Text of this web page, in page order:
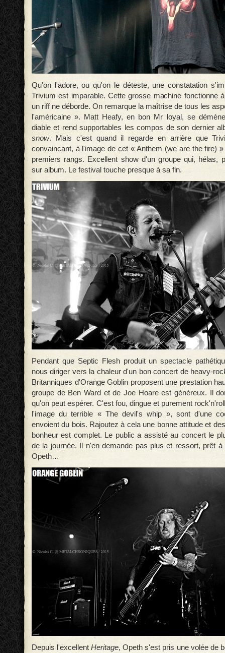
Qu'on l'adore, ou qu'on le déteste, une constatation
Trivium est imparable. Cette grosse machine fonctionne
un riff ne déborde. On remarque la maîtrise de tous les
l'américaine ». Matt Heafy, en bon Mr loyal, se
diable et rend supportables les compos de son dernier
snow. Mais c'est quand il regarde en arrière que
convaincant, à l'image de cet « Anthem (we are the fire)
premiers rangs. Excellent show d'un groupe qui, hélas,
sur album. Le festival touche presque à sa fin.
Pendant que Septic Flesh produit un spectacle
nous diriger vers la chaleur d'un bon concert de heavy-
Britanniques d'Orange Goblin proposent une prestation
groupe de Ben Ward et de Joe Hoare est généreux. Il
qu'on peut espérer. C'est fou, dingue et purement
l'image du terrible « The devil's whip », sont d'une
envoient du bois. Rajoutez à cela une bonne attitude et
bonheur est complet. Le public a assisté au concert le
de la journée. Il n'en demande pas plus et ressort, prêt
Opeth…
Depuis l'excellentHeritage, Opeth s'est pris une volée de